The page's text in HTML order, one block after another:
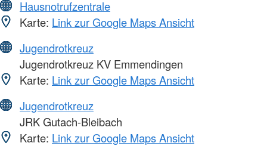
Hausnotrufzentrale
Karte: Link zur Google Maps Ansicht
Jugendrotkreuz
Jugendrotkreuz KV Emmendingen
Karte: Link zur Google Maps Ansicht
Jugendrotkreuz
JRK Gutach-Bleibach
Karte: Link zur Google Maps Ansicht